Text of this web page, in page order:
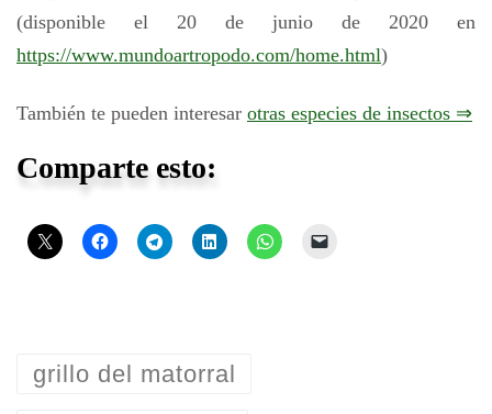
(disponible el 20 de junio de 2020 en
https://www.mundoartropodo.com/home.html)
También te pueden interesar otras especies de insectos ⇒
Comparte esto:
grillo del matorral